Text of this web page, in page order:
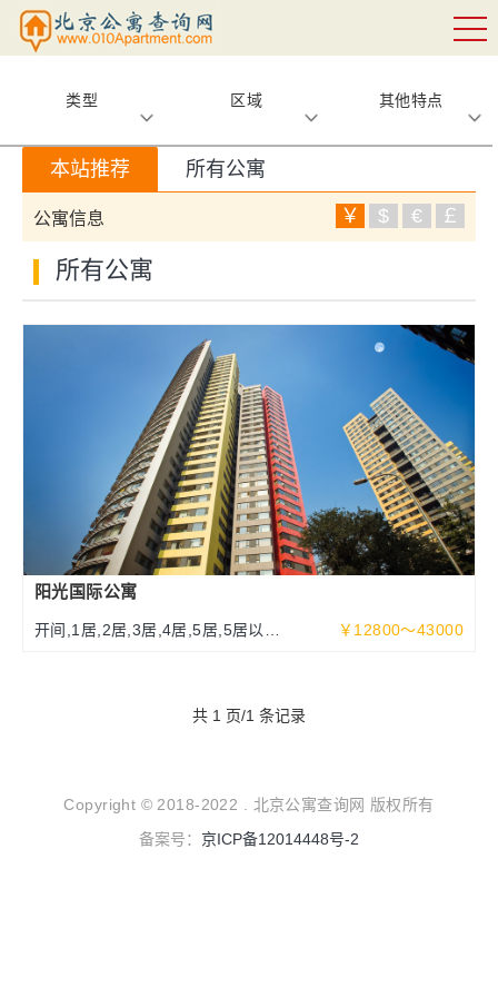
类型 区域 其他特点
本站推荐 所有公寓
公寓信息 ￥ $ € ￡
所有公寓
阳光国际公寓
开间,1居,2居,3居,4居,5居,5居以上
￥12800～43000
共 1 页/1 条记录
Copyright © 2018-2022 . 北京公寓查询网 版权所有
备案号： 京ICP备12014448号-2